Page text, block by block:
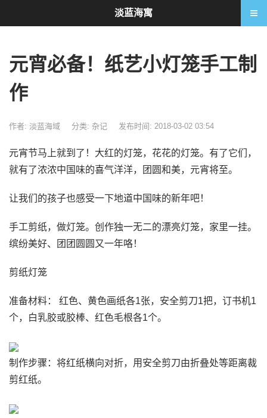
元宵必备！纸艺小灯笼手工制
作
作者: 淡蓝海域 分类: 杂记 发布时间: 2018-03-02 03:54
元宵节马上就到了！大红的灯笼，花花的灯笼。有了它们，
就有了浓浓中国味的喜气洋洋，团圆和美，元宵将至。
让我们的孩子也感受一下地道中国味的新年吧！
手工剪纸，做灯笼。创作独一无二的漂亮灯笼，家里一挂。
缤纷美好、团团圆圆又一年咯！
剪纸灯笼
准备材料： 红色、黄色画纸各1张，安全剪刀1把，订书机1
个，白乳胶或胶棒、红色毛根各1个。
制作步骤：将红纸横向对折，用安全剪刀由折叠处等距离裁
剪红纸。
淡蓝海寓